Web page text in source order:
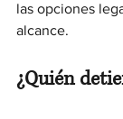
las opciones
alcance.
¿Quién